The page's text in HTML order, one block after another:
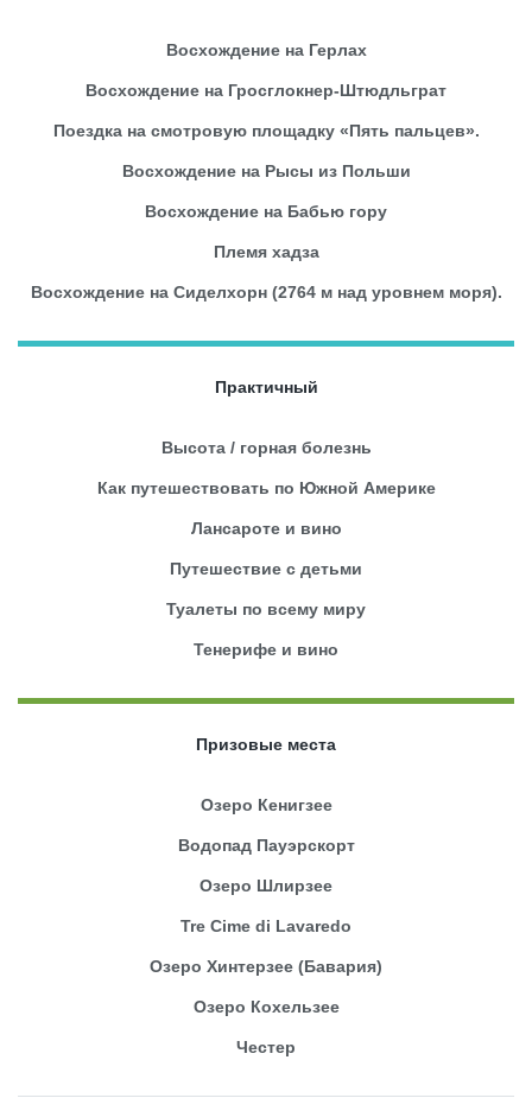
Восхождение на Герлах
Восхождение на Гросглокнер-Штюдльграт
Поездка на смотровую площадку «Пять пальцев».
Восхождение на Рысы из Польши
Восхождение на Бабью гору
Племя хадза
Восхождение на Сиделхорн (2764 м над уровнем моря).
Практичный
Высота / горная болезнь
Как путешествовать по Южной Америке
Лансароте и вино
Путешествие с детьми
Туалеты по всему миру
Тенерифе и вино
Призовые места
Озеро Кенигзее
Водопад Пауэрскорт
Озеро Шлирзее
Tre Cime di Lavaredo
Озеро Хинтерзее (Бавария)
Озеро Кохельзее
Честер